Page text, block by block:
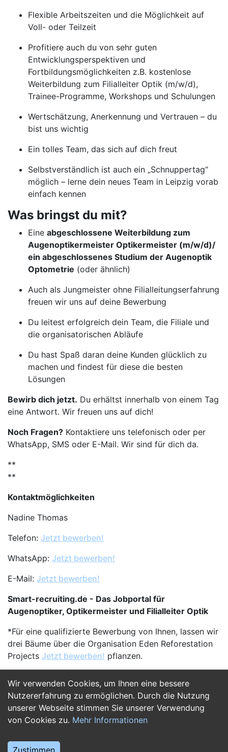
Wir verwenden Cookies, um Ihnen eine bessere
Nutzererfahrung zu ermöglichen. Durch die Nutzung
unserer Webseite stimmen Sie unserer Verwendung
von Cookies zu. Mehr Informationen
Zustimmen
Flexible Arbeitszeiten und die Möglichkeit auf
Voll- oder Teilzeit
Profitiere auch du von sehr guten
Entwicklungsperspektiven und
Fortbildungsmöglichkeiten z.B. kostenlose
Weiterbildung zum Filialleiter Optik (m/w/d),
Trainee-Programme, Workshops und Schulungen
Wertschätzung, Anerkennung und Vertrauen – du
bist uns wichtig
Ein tolles Team, das sich auf dich freut
Selbstverständlich ist auch ein „Schnuppertag“
möglich – lerne dein neues Team in Leipzig vorab
einfach kennen
Was bringst du mit?
Eine abgeschlossene Weiterbildung zum
Augenoptikermeister Optikermeister (m/w/d)/
ein abgeschlossenes Studium der Augenoptik
Optometrie (oder ähnlich)
Auch als Jungmeister ohne Filialleitungserfahrung
freuen wir uns auf deine Bewerbung
Du leitest erfolgreich dein Team, die Filiale und
die organisatorischen Abläufe
Du hast Spaß daran deine Kunden glücklich zu
machen und findest für diese die besten
Lösungen
Bewirb dich jetzt. Du erhältst innerhalb von einem Tag
eine Antwort. Wir freuen uns auf dich!
Noch Fragen? Kontaktiere uns telefonisch oder per
WhatsApp, SMS oder E-Mail. Wir sind für dich da.
**
**
Kontaktmöglichkeiten
Nadine Thomas
Telefon: Jetzt bewerben!
WhatsApp: Jetzt bewerben!
E-Mail: Jetzt bewerben!
Smart-recruiting.de - Das Jobportal für
Augenoptiker, Optikermeister und Filialleiter Optik
*Für eine qualifizierte Bewerbung von Ihnen, lassen wir
drei Bäume über die Organisation Eden Reforestation
Projects Jetzt bewerben! pflanzen.
Jetzt Bewerben